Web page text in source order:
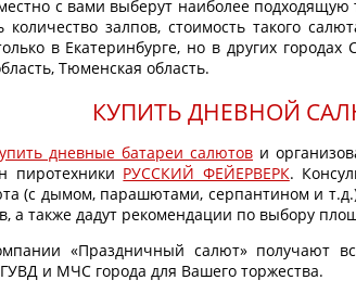
с вами выберут наиболее
залпов, стоимость такого
в Екатеринбурге, но в других
Тюменская область.
КУПИТЬ ДНЕВНОЙ
дневные батареи салютов и
пиротехники РУССКИЙ ФЕЙЕРВЕРК.
(с дымом, парашютами, серпантином и
а также дадут рекомендации по выбору
«Праздничный салют» получают
и МЧС города для Вашего торжества.